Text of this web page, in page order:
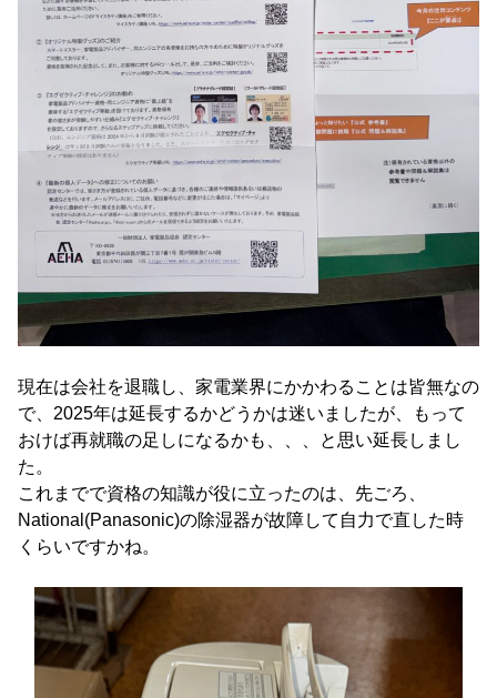
現在は会社を退職し、家電業界にかかわることは皆無なの
で、2025年は延長するかどうかは迷いましたが、もって
おけば再就職の足しになるかも、、、と思い延長しまし
た。
これまでで資格の知識が役に立ったのは、先ごろ、
National(Panasonic)の除湿器が故障して自力で直した時
くらいですかね。